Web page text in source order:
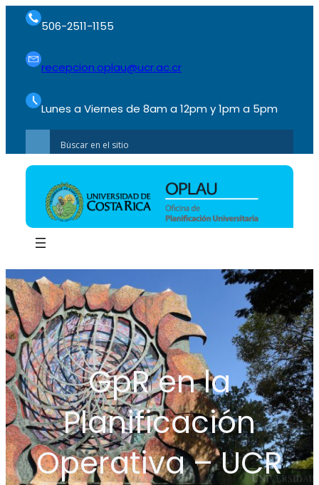
506-2511-1155
recepcion.oplau@ucr.ac.cr
Lunes a Viernes de 8am a 12pm y 1pm a 5pm
GpR en la
Planificación
Operativa – UCR